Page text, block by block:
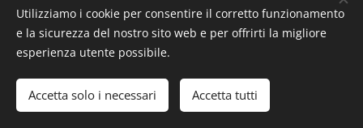
© 2019 www.artistionline.tv
Email: info@artistionline.tv Tel.3925001708 P.IVA 02838250351
Cookies
Utilizziamo i cookie per consentire il corretto funzionamento
e la sicurezza del nostro sito web e per offrirti la migliore
esperienza utente possibile.
Accetta solo i necessari Accetta tutti